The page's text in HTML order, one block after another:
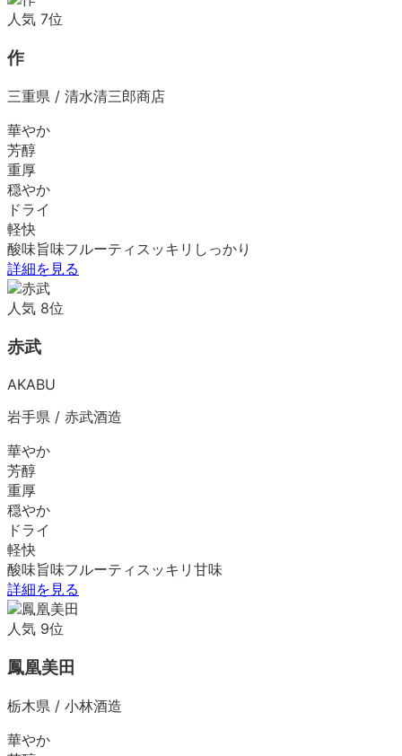
人気 7位
作
三重県 / 清水清三郎商店
華やか
芳醇
重厚
穏やか
ドライ
軽快
酸味旨味フルーティ スッキリ しっかり
詳細を見る
人気 8位
赤武
AKABU
岩手県 / 赤武酒造
華やか
芳醇
重厚
穏やか
ドライ
軽快
酸味旨味フルーティ スッキリ 甘味
詳細を見る
人気 9位
鳳凰美田
栃木県 / 小林酒造
華やか